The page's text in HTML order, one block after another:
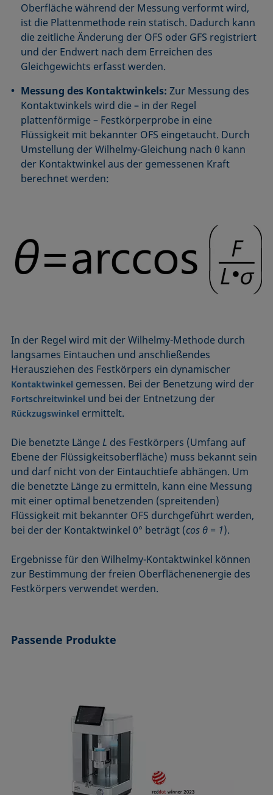
Oberfläche während der Messung verformt wird,
ist die Plattenmethode rein statisch. Dadurch kann
die zeitliche Änderung der OFS oder GFS registriert
und der Endwert nach dem Erreichen des
Gleichgewichts erfasst werden.
Messung des Kontaktwinkels:Zur Messung des
Kontaktwinkels wird die – in der Regel
plattenförmige – Festkörperprobe in eine
Flüssigkeit mit bekannter OFS eingetaucht. Durch
Umstellung der Wilhelmy-Gleichung nach θ kann
der Kontaktwinkel aus der gemessenen Kraft
berechnet werden:
In der Regel wird mit der Wilhelmy-Methode durch
langsames Eintauchen und anschließendes
Herausziehen des Festkörpers ein dynamischer
Kontaktwinkel gemessen. Bei der Benetzung wird der
Fortschreitwinkel und bei der Entnetzung der
Rückzugswinkel ermittelt.
Die benetzte LängeL des Festkörpers (Umfang auf
Ebene der Flüssigkeitsoberfläche) muss bekannt sein
und darf nicht von der Eintauchtiefe abhängen. Um
die benetzte Länge zu ermitteln, kann eine Messung
mit einer optimal benetzenden (spreitenden)
Flüssigkeit mit bekannter OFS durchgeführt werden,
bei der der Kontaktwinkel 0° beträgt (cos θ = 1).
Ergebnisse für den Wilhelmy-Kontaktwinkel können
zur Bestimmung der freien Oberflächenenergie des
Festkörpers verwendet werden.
Passende Produkte